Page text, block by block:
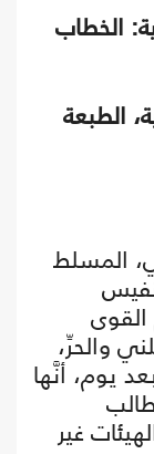
الخطاب
الطبعة
المسلط
والحرِّ،
يوم، أنَّها
غير